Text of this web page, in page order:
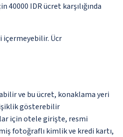
40000 IDR ücret karşılığında
içermeyebilir. Ücr
ve bu ücret, konaklama yeri
gösterebilir
için otele girişte, resmi
fotoğraflı kimlik ve kredi kartı,